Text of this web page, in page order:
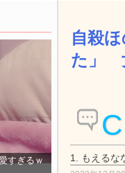
すぎるｗ
自殺
た」
C
1. もえるな